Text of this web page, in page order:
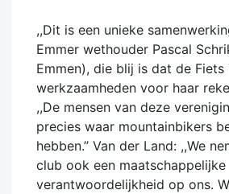
,,Dit is een unieke
Emmer wethouder Pascal
Emmen), die blij is dat de Fiets
werkzaamheden voor haar
,,De mensen van deze
precies waar mountainbikers
hebben.’’ Van der Land: ,,We
club ook een maatschappelijke
verantwoordelijkheid op ons.